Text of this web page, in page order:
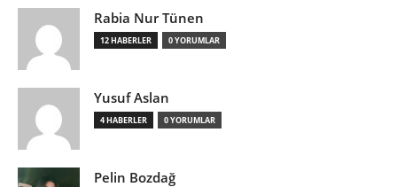
Rabia Nur Tünen
12 HABERLER 0 YORUMLAR
Yusuf Aslan
4 HABERLER 0 YORUMLAR
Pelin Bozdağ